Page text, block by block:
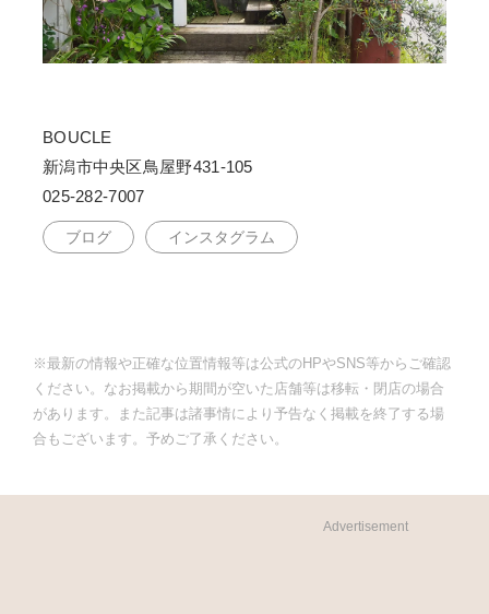
BOUCLE
新潟市中央区鳥屋野431-105
025-282-7007
ブログ インスタグラム
※最新の情報や正確な位置情報等は公式のHPやSNS等からご確認
ください。なお掲載から期間が空いた店舗等は移転・閉店の場合
があります。また記事は諸事情により予告なく掲載を終了する場
合もございます。予めご了承ください。
Advertisement